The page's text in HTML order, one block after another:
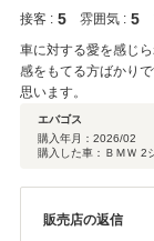
接客 : 5 雰囲気 : 5
車に対する愛を感じ
感をもてる方ばかり
思います。
エバゴス
購入年月： 2026/02
購入した車：ＢＭＷ 2
販売店の返信